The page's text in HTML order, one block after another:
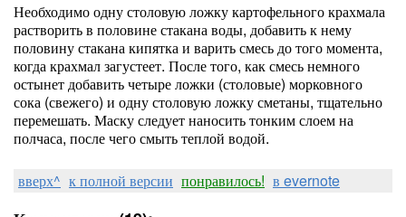
Необходимо одну столовую ложку картофельного крахмала
растворить в половине стакана воды, добавить к нему
половину стакана кипятка и варить смесь до того момента,
когда крахмал загустеет. После того, как смесь немного
остынет добавить четыре ложки (столовые) морковного
сока (свежего) и одну столовую ложку сметаны, тщательно
перемешать. Маску следует наносить тонким слоем на
полчаса, после чего смыть теплой водой.
вверх^ к полной версии понравилось! в evernote